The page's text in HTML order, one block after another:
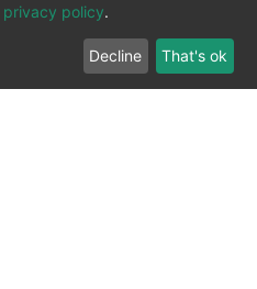
privacy policy.
Decline That's ok